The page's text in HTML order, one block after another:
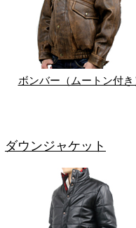
ボンバー（ムートン付き
ダウンジャケット